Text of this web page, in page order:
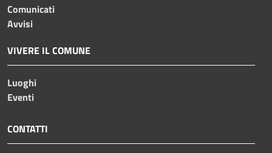
Comunicati
Avvisi
VIVERE IL COMUNE
Luoghi
Eventi
CONTATTI